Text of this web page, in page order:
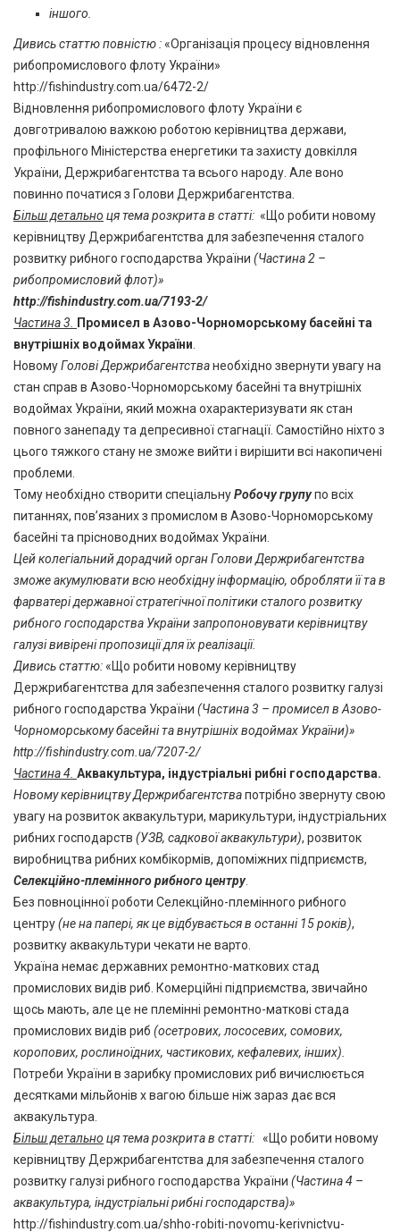
іншого.
Дивись статтю повністю :«Організація процесу відновлення
рибопромислового флоту України»
http://fishindustry.com.ua/6472-2/
Відновлення рибопромислового флоту України є
довготривалою важкою роботою керівництва держави,
профільного Міністерства енергетики та захисту довкілля
України, Держрибагентства та всього народу. Але воно
повинно початися з Голови Держрибагентства.
Більш детально ця тема розкрита в статті: «Що робити новому
керівництву Держрибагентства для забезпечення сталого
розвитку рибного господарства України (Частина 2 –
рибопромисловий флот)»
http://fishindustry.com.ua/7193-2/
Частина 3.
П ромисел в Азово-Чорноморському басейні та
внутрішніх водоймах України
НовомуГолові Держрибагентстванеобхідно звернути увагу на
стан справ в Азово-Чорноморському басейні та внутрішніх
водоймах України, який можна охарактеризувати як стан
повного занепаду та депресивної стагнації. Самостійно ніхто з
цього тяжкого стану не зможе вийти і вирішити всі накопичені
проблеми.
Тому необхідно створити спеціальнуРобочу групупо всіх
питаннях, пов’язаних з промислом в Азово-Чорноморському
басейні та прісноводних водоймах України.
Цей колегіальний дорадчий орган Голови Держрибагентства
зможе акумулювати всю необхідну інформацію, обробляти її та в
фарватері державної стратегічної політики сталого розвитку
рибного господарства України запропоновувати керівництву
галузі вивірені пропозиції для їх реалізації.
Дивись статтю:«Що робити новому керівництву
Держрибагентства для забезпечення сталого розвитку галузі
рибного господарства України (Частина 3 – промисел в Азово-
Чорноморському басейні та внутрішніх водоймах України)»
http://fishindustry.com.ua/7207-2/
Частина 4. Аквакультура, індустріальні рибні господарства.
Новому керівництву Держрибагентствапотрібно звернуту свою
увагу на розвиток аквакультури, марикультури, індустріальних
рибних господарств (УЗВ, садкової аквакультури), розвиток
виробництва рибних комбікормів, допоміжних підприємств,
Селекційно-племінного рибного центру.
Без повноцінної роботи Селекційно-племінного рибного
центру(не на папері, як це відбувається в останні 15 років),
розвитку аквакультури чекати не варто.
Україна немає державних ремонтно-маткових стад
промислових видів риб. Комерційні підприємства, звичайно
щось мають, але це не племінні ремонтно-маткові стада
промислових видів риб (осетрових, лососевих, сомових,
коропових, рослиноїдних, частикових, кефалевих, інших).
Потреби України в зарибку промислових риб вичислюється
десятками мільйонів х вагою більше ніж зараз дає вся
аквакультура.
Більш детально ця тема розкрита в статті: «Що робити новому
керівництву Держрибагентства для забезпечення сталого
розвитку галузі рибного господарства України (Частина 4 –
аквакультура, індустріальні рибні господарства)»
http://fishindustry.com.ua/shho-robiti-novomu-kerivnictvu-